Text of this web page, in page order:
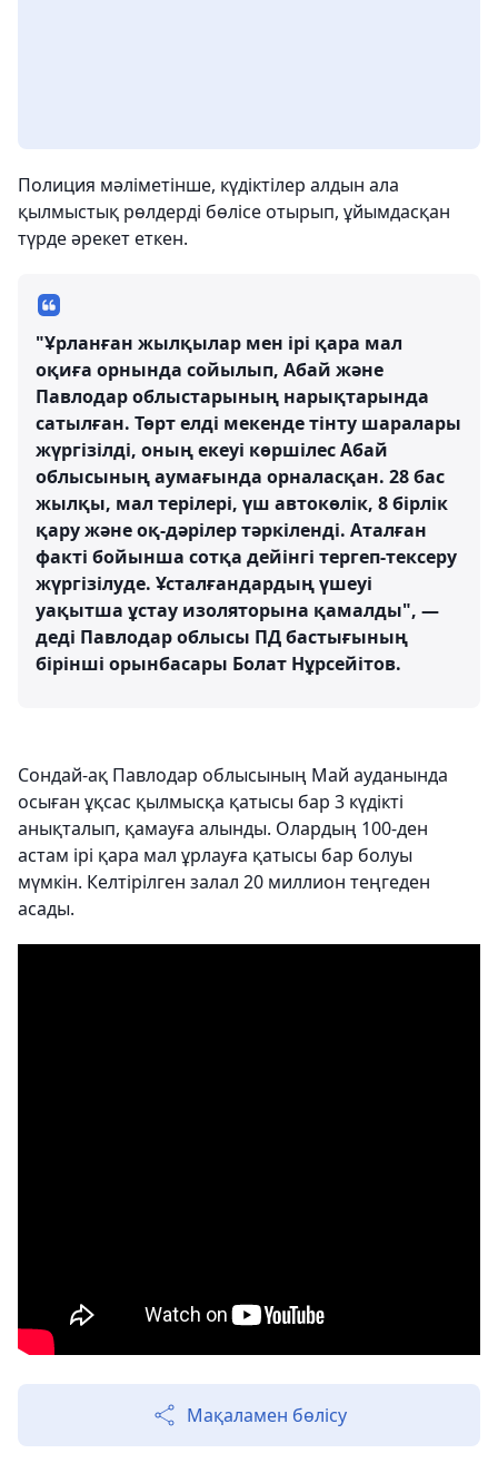
Полиция мәліметінше, күдіктілер алдын ала
қылмыстық рөлдерді бөлісе отырып, ұйымдасқан
түрде әрекет еткен.
"Ұрланған жылқылар мен ірі қара мал
оқиға орнында сойылып, Абай және
Павлодар облыстарының нарықтарында
сатылған. Төрт елді мекенде тінту шаралары
жүргізілді, оның екеуі көршілес Абай
облысының аумағында орналасқан. 28 бас
жылқы, мал терілері, үш автокөлік, 8 бірлік
қару және оқ-дәрілер тәркіленді. Аталған
факті бойынша сотқа дейінгі тергеп-тексеру
жүргізілуде. Ұсталғандардың үшеуі
уақытша ұстау изоляторына қамалды", —
деді Павлодар облысы ПД бастығының
бірінші орынбасары Болат Нұрсейітов.
Сондай-ақ Павлодар облысының Май ауданында
осыған ұқсас қылмысқа қатысы бар 3 күдікті
анықталып, қамауға алынды. Олардың 100-ден
астам ірі қара мал ұрлауға қатысы бар болуы
мүмкін. Келтірілген залал 20 миллион теңгеден
асады.
Мақаламен бөлісу